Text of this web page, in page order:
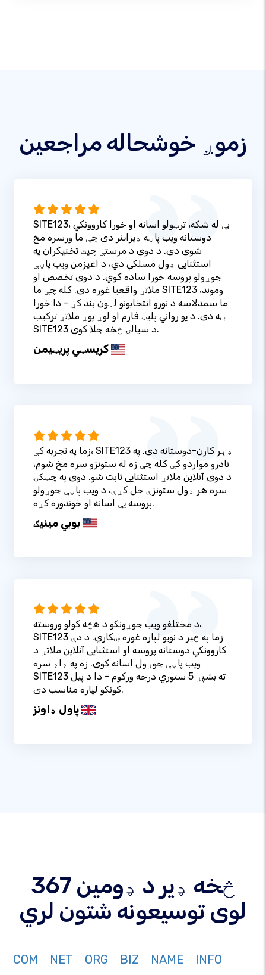
زموږ خوشحاله مراجعین
SITE123، بې له شکه، ترټولو اسانه او خورا کاروونکي
دوستانه ویب پاڼه ډیزاینر دی چې ما ورسره مخ
شوی دی. د دوی د مرستې چیٹ تخنیکران په
استثنایی ډول مسلکي دي، د اغیزمن ویب پاڼې
جوړولو پروسه خورا ساده کوي. د دوی تخصص او
ملاتړ واقعیا غوره دی. کله چې ما SITE123 وموند،
ما سمدلاسه د نورو انتخابونو لټون بند کړ - دا خورا
ښه دی. د یو رواني پلیټ فارم او لوړ پوړ ملاتړ ترکیب
SITE123 د سیالۍ څخه جلا کوي.
کریسټي پریټيمن
زما په تجربه کې، SITE123 ډېر کارن-دوستانه دی. په
نادرو مواردو کې کله چې زه له ستونزو سره مخ شوم،
د دوی آنلاین ملاتړ استثنایی ثابت شو. دوی په چټکۍ
سره هر ډول ستونزې حل کړې، د ویب پاڼې جوړولو
پروسه یې اسانه او خوندوره کړه.
بوبي مینیګ
د مختلفو ویب جوړونکو د هڅه کولو وروسته،
SITE123 زما په څیر د نویو لپاره غوره ښکاري. د دې
کاروونکي دوستانه پروسه او استثنایی آنلاین ملاتړ د
ویب پاڼې جوړول اسانه کوي. زه په ډاډ سره
SITE123 ته بشپړ 5 ستوري درجه ورکوم - دا د پیل
کونکو لپاره مناسب دی.
پاول ډاونز
367 څخه ډیر د ډومین
لوی توسیعونه شتون لري
COM NET ORG BIZ NAME
INFO